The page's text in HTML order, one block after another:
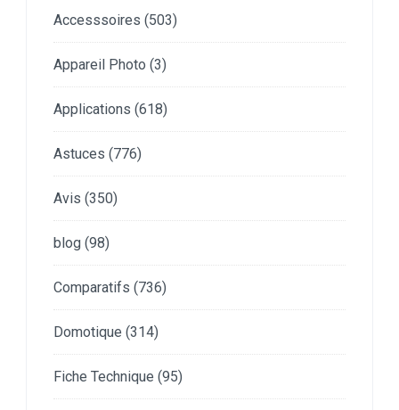
Accesssoires (503)
Appareil Photo (3)
Applications (618)
Astuces (776)
Avis (350)
blog (98)
Comparatifs (736)
Domotique (314)
Fiche Technique (95)